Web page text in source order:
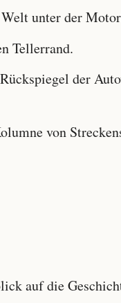
unter der
Tellerrand.
der
von
auf die